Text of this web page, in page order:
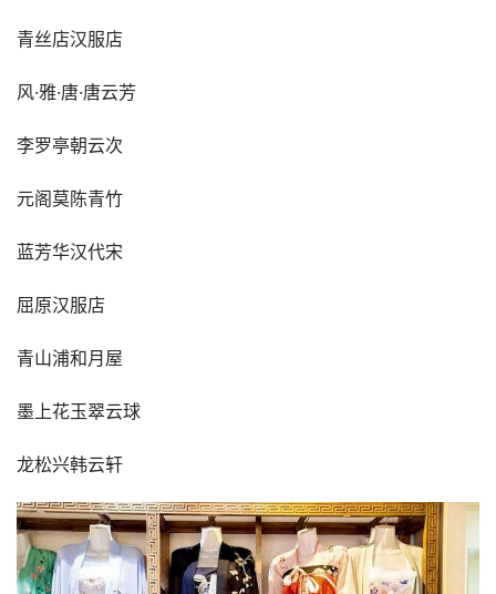
青丝店汉服店
风·雅·唐·唐云芳
李罗亭朝云次
元阁莫陈青竹
蓝芳华汉代宋
屈原汉服店
青山浦和月屋
墨上花玉翠云球
龙松兴韩云轩